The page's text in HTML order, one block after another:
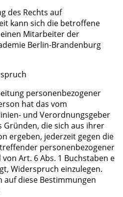
des Rechts auf
kann sich die betroffene
Mitarbeiter der
Berlin-Brandenburg
personenbezogener
hat das vom
und Verordnungsgeber
Gründen, die sich aus ihrer
ergeben, jederzeit gegen die
personenbezogener
Art. 6 Abs. 1 Buchstaben e
Widerspruch einzulegen.
auf diese Bestimmungen